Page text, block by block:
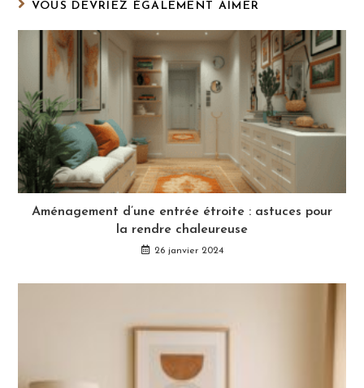
VOUS DEVRIEZ ÉGALEMENT AIMER
Aménagement d’une entrée étroite : astuces pour
la rendre chaleureuse
26 janvier 2024